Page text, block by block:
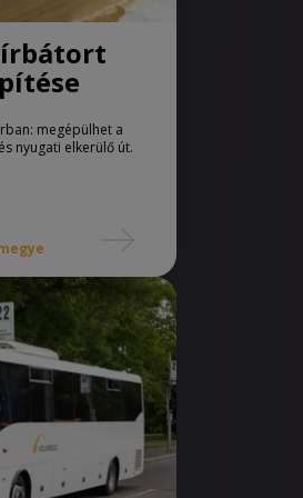
megépülhet a
nyugati elkerülő út.